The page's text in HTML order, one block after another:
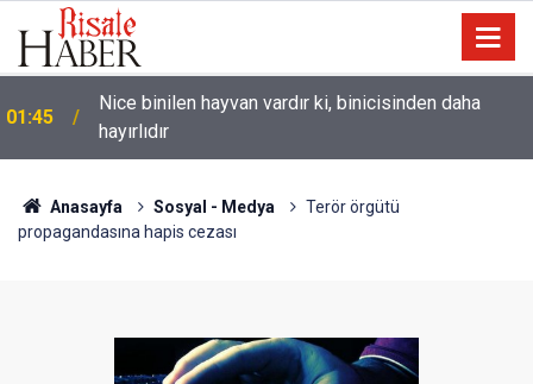
01:45
Nice binilen hayvan vardır ki, binicisinden daha
hayırlıdır
01:15
Kıyâmet yaklaştı! Onu Allah’tan başka ortaya çıkarıcı
yoktur
Anasayfa Sosyal - Medya
Terör örgütü
propagandasına hapis cezası